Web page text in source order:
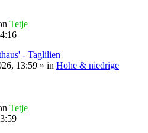
Tetje
- Taglilien
13:59 » in Hohe & niedrige
Tetje